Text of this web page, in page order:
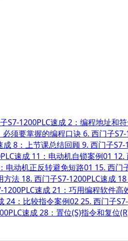
S7-1200PLC速成 2：编程地址和
必须要掌握的编程口诀 6. 西门子
成 8：上节课总结回顾9. 西门子S7-
速成 11：电动机自锁案例01 12.
电动机正反转避免短路01 15. 西门
方法 18. 西门子S7-1200PLC速成
1200PLC速成 21：巧用编程软件高
24：比较指令案例0225. 西门子
速成 28：置位(S)指令和复位